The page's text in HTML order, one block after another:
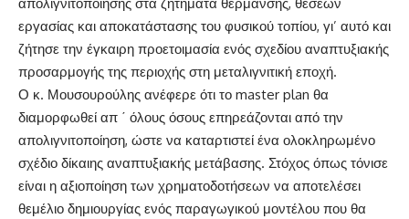
απολιγνιτοποίησης στα ζητήματα θέρμανσης, θέσεων
εργασίας και αποκατάστασης του φυσικού τοπίου, γι’ αυτό και
ζήτησε την έγκαιρη προετοιμασία ενός σχεδίου αναπτυξιακής
προσαρμογής της περιοχής στη μεταλιγνιτική εποχή.
Ο κ. Μουσουρούλης ανέφερε ότι το master plan θα
διαμορφωθεί απ ΄ όλους όσους επηρεάζονται από την
απολιγνιτοποίηση, ώστε να καταρτιστεί ένα ολοκληρωμένο
σχέδιο δίκαιης αναπτυξιακής μετάβασης. Στόχος όπως τόνισε
είναι η αξιοποίηση των χρηματοδοτήσεων να αποτελέσει
θεμέλιο δημιουργίας ενός παραγωγικού μοντέλου που θα